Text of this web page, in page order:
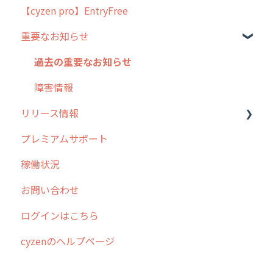
よくある質問
ラウンダー
メンテナンス
外廻り営業
清掃
不動産
【cyzen pro】EntryFree
重要なお知らせ
過去の重要なお知らせ
障害情報
リリース情報
リリース
2026年のリリース情報
2025年のリリース情報
2024年のリリース情報
2023年のリリース情報
プレミアムサポート
稼働状況
お問い合わせ
ログインはこちら
cyzenのヘルプページ